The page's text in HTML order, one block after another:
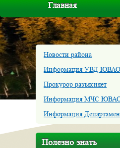
Главная
Новости района
Информация УВД ЮВАО
Прокурор разъясняет
Информация МЧС
Информация
Полезно знать